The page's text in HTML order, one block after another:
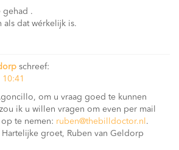
gehad .
als dat wérkelijk is.
schreef:
om u vraag goed te kunnen
ik u willen vragen om even per mail
te nemen: ruben@thebilldoctor.nl .
groet, Ruben van Geldorp